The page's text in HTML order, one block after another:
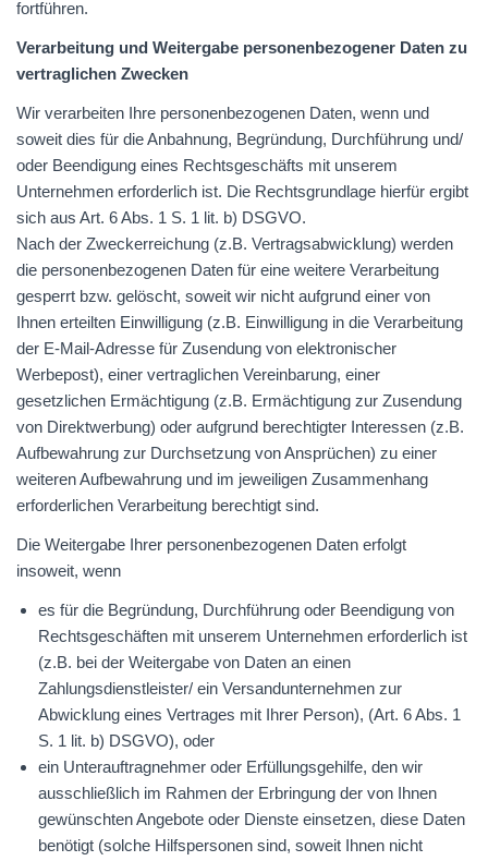
fortführen.
Verarbeitung und Weitergabe personenbezogener Daten zu
vertraglichen Zwecken
Wir verarbeiten Ihre personenbezogenen Daten, wenn und
soweit dies für die Anbahnung, Begründung, Durchführung und/
oder Beendigung eines Rechtsgeschäfts mit unserem
Unternehmen erforderlich ist. Die Rechtsgrundlage hierfür ergibt
sich aus Art. 6 Abs. 1 S. 1 lit. b) DSGVO.
Nach der Zweckerreichung (z.B. Vertragsabwicklung) werden
die personenbezogenen Daten für eine weitere Verarbeitung
gesperrt bzw. gelöscht, soweit wir nicht aufgrund einer von
Ihnen erteilten Einwilligung (z.B. Einwilligung in die Verarbeitung
der E-Mail-Adresse für Zusendung von elektronischer
Werbepost), einer vertraglichen Vereinbarung, einer
gesetzlichen Ermächtigung (z.B. Ermächtigung zur Zusendung
von Direktwerbung) oder aufgrund berechtigter Interessen (z.B.
Aufbewahrung zur Durchsetzung von Ansprüchen) zu einer
weiteren Aufbewahrung und im jeweiligen Zusammenhang
erforderlichen Verarbeitung berechtigt sind.
Die Weitergabe Ihrer personenbezogenen Daten erfolgt
insoweit, wenn
es für die Begründung, Durchführung oder Beendigung von
Rechtsgeschäften mit unserem Unternehmen erforderlich ist
(z.B. bei der Weitergabe von Daten an einen
Zahlungsdienstleister/ ein Versandunternehmen zur
Abwicklung eines Vertrages mit Ihrer Person), (Art. 6 Abs. 1
S. 1 lit. b) DSGVO), oder
ein Unterauftragnehmer oder Erfüllungsgehilfe, den wir
ausschließlich im Rahmen der Erbringung der von Ihnen
gewünschten Angebote oder Dienste einsetzen, diese Daten
benötigt (solche Hilfspersonen sind, soweit Ihnen nicht